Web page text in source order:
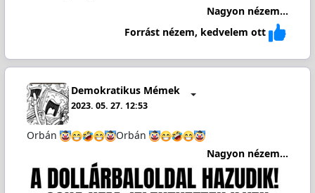
Nagyon nézem...
Forrást nézem, kedvelem ott
Demokratikus Mémek
2023. 05. 27. 12:53
Orbán
Orbán
Nagyon nézem...